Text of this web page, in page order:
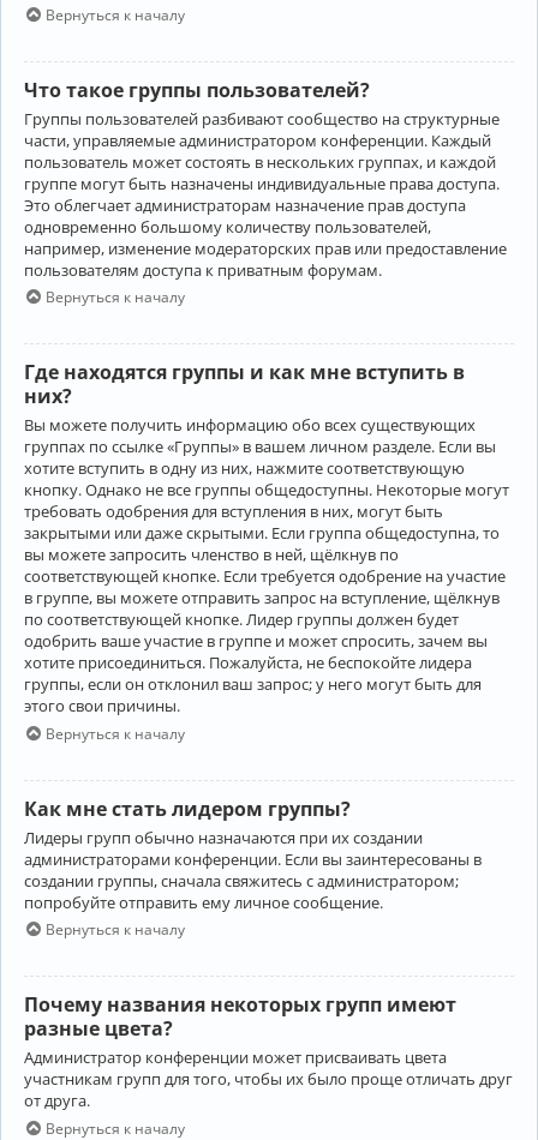
Вернуться к началу
Что такое группы пользователей?
Группы пользователей разбивают сообщество на структурные
части, управляемые администратором конференции. Каждый
пользователь может состоять в нескольких группах, и каждой
группе могут быть назначены индивидуальные права доступа.
Это облегчает администраторам назначение прав доступа
одновременно большому количеству пользователей,
например, изменение модераторских прав или предоставление
пользователям доступа к приватным форумам.
Вернуться к началу
Где находятся группы и как мне вступить в
них?
Вы можете получить информацию обо всех существующих
группах по ссылке «Группы» в вашем личном разделе. Если вы
хотите вступить в одну из них, нажмите соответствующую
кнопку. Однако не все группы общедоступны. Некоторые могут
требовать одобрения для вступления в них, могут быть
закрытыми или даже скрытыми. Если группа общедоступна, то
вы можете запросить членство в ней, щёлкнув по
соответствующей кнопке. Если требуется одобрение на участие
в группе, вы можете отправить запрос на вступление, щёлкнув
по соответствующей кнопке. Лидер группы должен будет
одобрить ваше участие в группе и может спросить, зачем вы
хотите присоединиться. Пожалуйста, не беспокойте лидера
группы, если он отклонил ваш запрос; у него могут быть для
этого свои причины.
Вернуться к началу
Как мне стать лидером группы?
Лидеры групп обычно назначаются при их создании
администраторами конференции. Если вы заинтересованы в
создании группы, сначала свяжитесь с администратором;
попробуйте отправить ему личное сообщение.
Вернуться к началу
Почему названия некоторых групп имеют
разные цвета?
Администратор конференции может присваивать цвета
участникам групп для того, чтобы их было проще отличать друг
от друга.
Вернуться к началу